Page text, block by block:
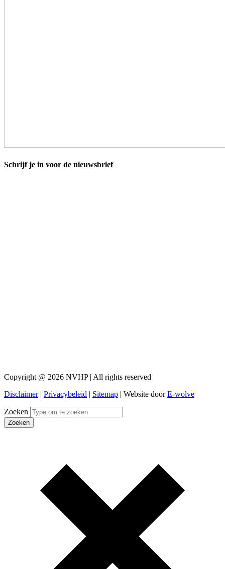
Schrijf je in voor de nieuwsbrief
Copyright @ 2026 NVHP | All rights reserved
Disclaimer| Privacybeleid | Sitemap | Website doorE-wolve
Zoeken
Zoeken